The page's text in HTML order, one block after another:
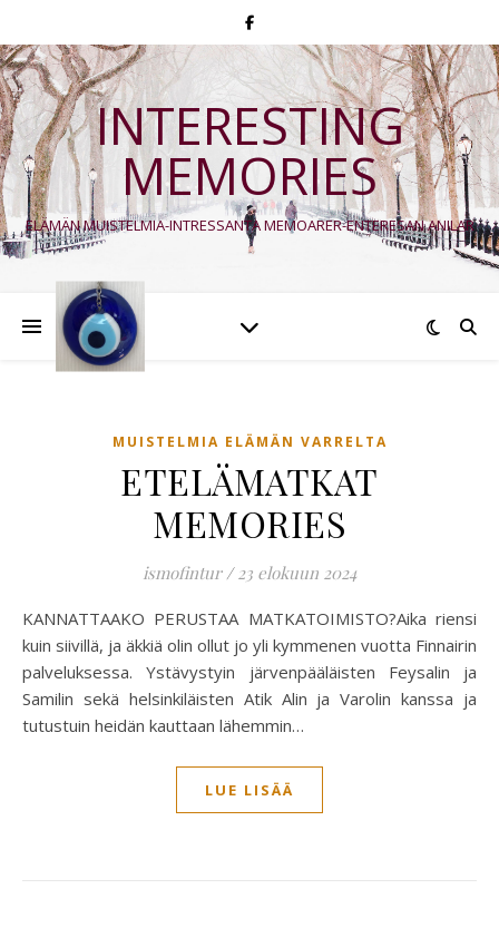
INTERESTING
MEMORIES
ELÄMÄN MUISTELMIA-INTRESSANTA MEMOARER-ENTERESAN ANILAR
MUISTELMIA ELÄMÄN VARRELTA
ETELÄMATKAT
MEMORIES
ismofintur / 23 elokuun 2024
KANNATTAAKO PERUSTAA MATKATOIMISTO?Aika riensi
kuin siivillä, ja äkkiä olin ollut jo yli kymmenen vuotta Finnairin
palveluksessa. Ystävystyin järvenpääläisten Feysalin ja
Samilin sekä helsinkiläisten Atik Alin ja Varolin kanssa ja
tutustuin heidän kauttaan lähemmin…
LUE LISÄÄ